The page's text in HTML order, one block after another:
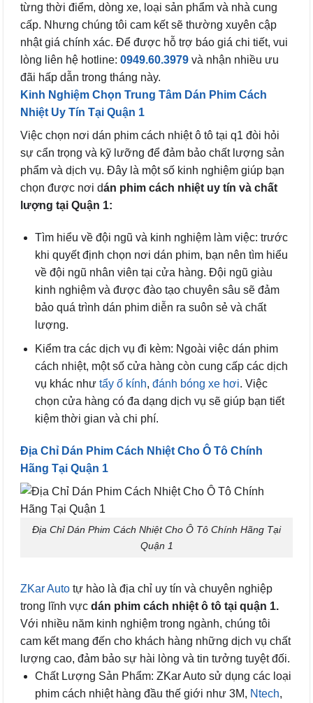
từng thời điểm, dòng xe, loại sản phẩm và nhà cung
cấp. Nhưng chúng tôi cam kết sẽ thường xuyên cập
nhật giá chính xác. Để được hỗ trợ báo giá chi tiết, vui
lòng liên hệ hotline: 0949.60.3979 và nhận nhiều ưu
đãi hấp dẫn trong tháng này.
Kinh Nghiệm Chọn Trung Tâm Dán Phim Cách
Nhiệt Uy Tín Tại Quận 1
Việc chọn nơi dán phim cách nhiệt ô tô tại q1 đòi hỏi
sự cẩn trọng và kỹ lưỡng để đảm bảo chất lượng sản
phẩm và dịch vụ. Đây là một số kinh nghiệm giúp bạn
chọn được nơi dán phim cách nhiệt uy tín và chất
lượng tại Quận 1:
Tìm hiểu về đội ngũ và kinh nghiệm làm việc: trước
khi quyết định chọn nơi dán phim, bạn nên tìm hiểu
về đội ngũ nhân viên tại cửa hàng. Đội ngũ giàu
kinh nghiệm và được đào tạo chuyên sâu sẽ đảm
bảo quá trình dán phim diễn ra suôn sẻ và chất
lượng.
Kiểm tra các dịch vụ đi kèm: Ngoài việc dán phim
cách nhiệt, một số cửa hàng còn cung cấp các dịch
vụ khác như tẩy ố kính, đánh bóng xe hơi. Việc
chọn cửa hàng có đa dạng dịch vụ sẽ giúp bạn tiết
kiệm thời gian và chi phí.
Địa Chỉ Dán Phim Cách Nhiệt Cho Ô Tô Chính
Hãng Tại Quận 1
Địa Chỉ Dán Phim Cách Nhiệt Cho Ô Tô Chính Hãng Tại
Quận 1
ZKar Auto tự hào là địa chỉ uy tín và chuyên nghiệp
trong lĩnh vực dán phim cách nhiệt ô tô tại quận 1.
Với nhiều năm kinh nghiệm trong ngành, chúng tôi
cam kết mang đến cho khách hàng những dịch vụ chất
lượng cao, đảm bảo sự hài lòng và tin tưởng tuyệt đối.
Chất Lượng Sản Phẩm: ZKar Auto sử dụng các loại
phim cách nhiệt hàng đầu thế giới như 3M, Ntech,